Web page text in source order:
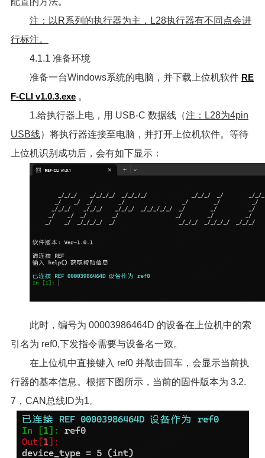
注：以R系列的执行器为主，L28执行器有不同点会进
行标注。
4.1.1 准备环境
准备一台Windows系统的电脑，并下载上位机软件 RE
F-CLI v1.0.3.exe。
1.给执行器上电，用 USB-C 数据线（注：L28为4pin
USB线）将执行器连接至电脑，并打开上位机软件。等待
上位机识别成功后，会有如下显示：
此时，编号为 00003986464D 的设备在上位机中的索
引名为 ref0,下发指令需要与设备名一致。
在上位机中直接键入 ref0 并敲击回车，会显示当前执
行器的基本信息。根据下图所示，当前的固件版本为 3.2.
7，CAN总线ID为1。